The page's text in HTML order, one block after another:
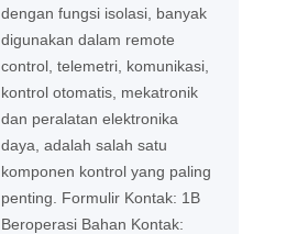
dengan fungsi isolasi, banyak
digunakan dalam remote
control, telemetri, komunikasi,
kontrol otomatis, mekatronik
dan peralatan elektronika
daya, adalah salah satu
komponen kontrol yang paling
penting. Formulir Kontak: 1B
Beroperasi Bahan Kontak: